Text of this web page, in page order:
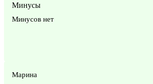
Минусы
Минусов нет
Марина